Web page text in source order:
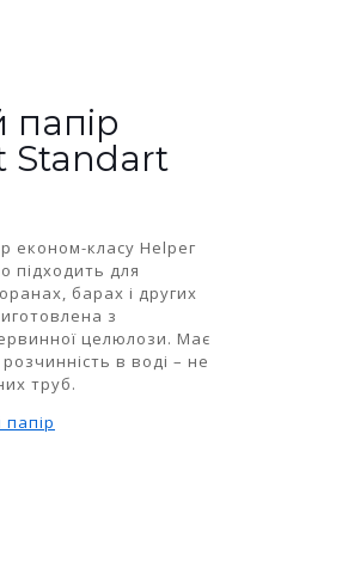
папір
Standart
економ-класу Неlрег
підходить для
барах і других
з
целюлози. Має
в воді – не
труб.